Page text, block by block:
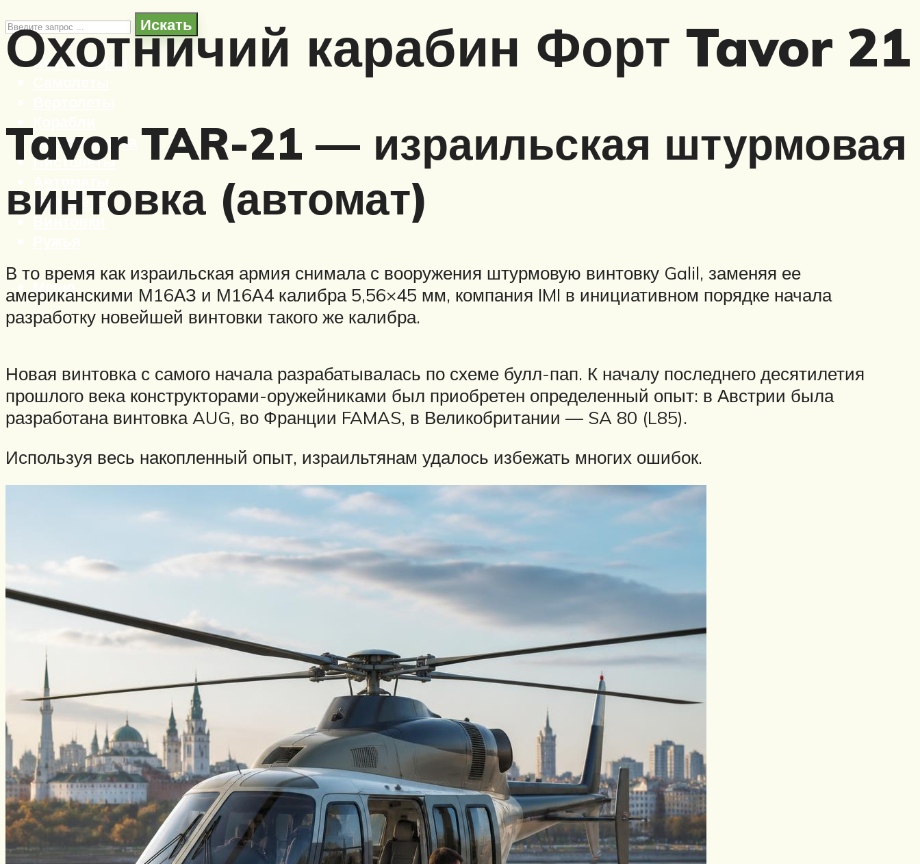
Искать
Автомобили
Бронетехника
Пистолеты
Пулеметы
Винтовки
Меню
Охотничий карабин Форт Tavor 21
Tavor TAR-21 — израильская штурмовая
винтовка (автомат)
В то время как израильская армия снимала с вооружения штурмовую винтовку Galil, заменяя ее
американскими М16АЗ и М16А4 калибра 5,56×45 мм, компания IMI в инициативном порядке начала
разработку новейшей винтовки такого же калибра.
Новая винтовка с самого начала разрабатывалась по схеме булл-пап. К началу последнего десятилетия
прошлого века конструкторами-оружейниками был приобретен определенный опыт: в Австрии была
разработана винтовка AUG, во Франции FAMAS, в Великобритании — SA 80 (L85).
Используя весь накопленный опыт, израильтянам удалось избежать многих ошибок.